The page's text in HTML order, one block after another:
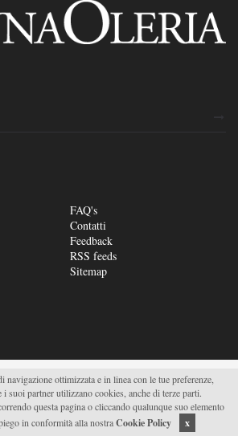
FAQ's
Contatti
Feedback
RSS feeds
Sitemap
Agr. Donna Oleria s.r.l. - Via S. Fili –
– Monteroni di Lecce (LE) - P.IVA
| Supported by Moviweb
navigazione ottimizzata e in linea con le tue preferenze,
suoi partner utilizzano cookies, anche di terze parti.
questa pagina o cliccando qualunque suo elemento
in conformità alla nostraCookie Policy